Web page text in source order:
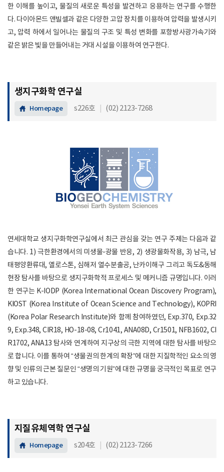
한 이해를 높이고, 물질의 새로운 특성을 발견하고 응용하는 연구를 수행한
다. 다이아몬드 앤빌셀과 같은 다양한 고압 장치를 이용하여 압력을 발생시키
고, 압력 하에서 일어나는 물질의 구조 및 특성 변화를 포항방사광가속기와
같은 밝은 빛을 만들어내는 거대 시설을 이용하여 연구한다.
생지구화학 연구실
Homepage s226호 (02) 2123-7268
연세대학교 생지구화학연구실에서 최근 관심을 갖는 연구 주제는 다음과 같
습니다. 1) 극한환경에서의 미생물-광물 반응, 2) 생광물화작용, 3) 남극, 남
태평양환류대, 옐로스톤, 심해저 열수분출공, 난카이해구 그리고 독도&동해
현장 탐사를 바탕으로 생지구화학적 프로세스 및 메커니즘 규명입니다. 이러
한 연구는 K-IODP (Korea International Ocean Discovery Program),
KIOST (Korea Institute of Ocean Science and Technology), KOPRI
(Korea Polar Research Institute)와 함께 참여하였던, Exp.370, Exp.32
9, Exp.348, CIR18, HO-18-08, Cr1041, ANA08D, Cr1501, NFB1602, CI
R1702, ANA13 탐사와 연계하여 지구상의 극한 지역에 대한 탐사를 바탕으
로 합니다. 이를 통하여 “생물권의 한계의 확장”에 대한 지질학적인 요소의 영
향 및 인류의 근본 질문인 “생명의 기원”에 대한 규명을 궁극적인 목표로 연구
하고 있습니다.
지질유체역학 연구실
Homepage s204호 (02) 2123-7266